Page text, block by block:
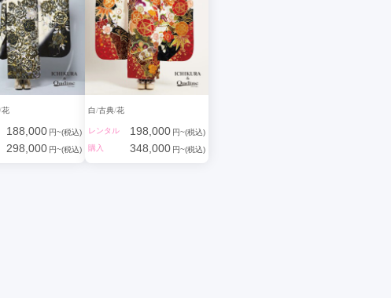
花
188,000 円~(税込)
298,000 円~(税込)
白 古典 花
レンタル 198,000 円~(税込)
購入
348,000 円~(税込)